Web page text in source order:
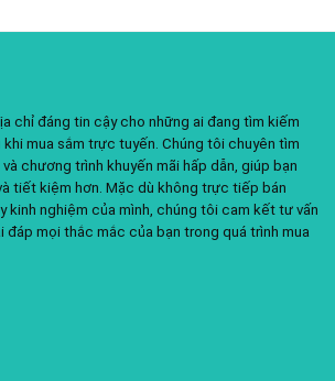
chỉ đáng tin cậy cho những ai đang tìm kiếm
mua sắm trực tuyến. Chúng tôi chuyên tìm
chương trình khuyến mãi hấp dẫn, giúp bạn
tiết kiệm hơn. Mặc dù không trực tiếp bán
kinh nghiệm của mình, chúng tôi cam kết tư vấn
đáp mọi thắc mắc của bạn trong quá trình mua